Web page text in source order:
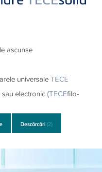
ascunse
universaleTECE
electronic (TECEfilo-
Descărcări(2)